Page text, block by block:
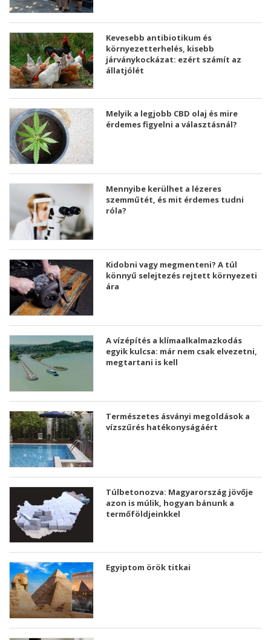
Kevesebb antibiotikum és
környezetterhelés, kisebb
járványkockázat: ezért számít az
állatjólét
Melyik a legjobb CBD olaj és mire
érdemes figyelni a választásnál?
Mennyibe kerülhet a lézeres
szemműtét, és mit érdemes tudni
róla?
Kidobni vagy megmenteni? A túl
könnyű selejtezés rejtett környezeti
ára
A vízépítés a klímaalkalmazkodás
egyik kulcsa: már nem csak elvezetni,
megtartani is kell
Természetes ásványi megoldások a
vízszűrés hatékonyságáért
Túlbetonozva: Magyarország jövője
azon is múlik, hogyan bánunk a
termőföldjeinkkel
Egyiptom örök titkai